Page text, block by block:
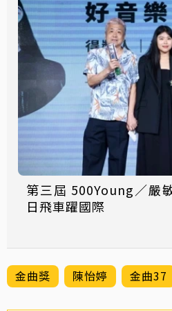
第三屆 500Young／嚴
日飛車躍國際
金曲獎 陳怡婷 金曲37